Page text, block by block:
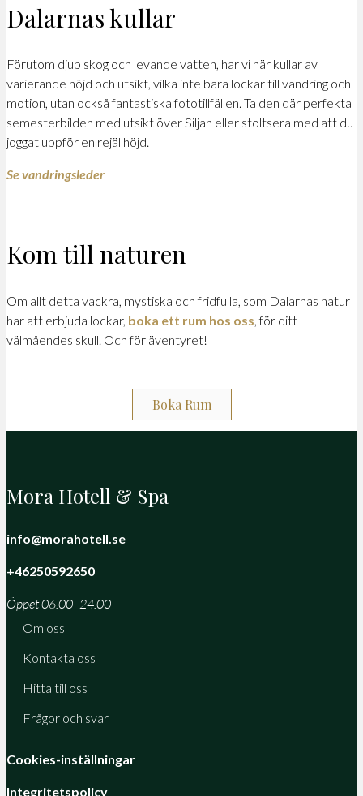
Dalarnas kullar
Förutom djup skog och levande vatten, har vi här kullar av
varierande höjd och utsikt, vilka inte bara lockar till vandring och
motion, utan också fantastiska fototillfällen. Ta den där perfekta
semesterbilden med utsikt över Siljan eller stoltsera med att du
joggat uppför en rejäl höjd.
Se vandringsleder
Kom till naturen
Om allt detta vackra, mystiska och fridfulla, som Dalarnas natur
har att erbjuda lockar, boka ett rum hos oss, för ditt
välmåendes skull. Och för äventyret!
Boka Rum
Mora Hotell & Spa
info@morahotell.se
+46250592650
Öppet 06.00–24.00
Om oss
Kontakta oss
Hitta till oss
Frågor och svar
Cookies-inställningar
Integritetspolicy